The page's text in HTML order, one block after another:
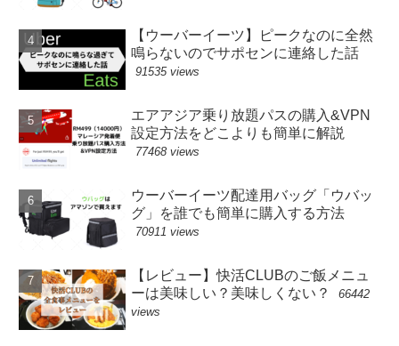
【ウーバーイーツ】ピークなのに全然
鳴らないのでサポセンに連絡した話
91535 views
エアアジア乗り放題パスの購入&VPN
設定方法をどこよりも簡単に解説
77468 views
ウーバーイーツ配達用バッグ「ウバッ
グ」を誰でも簡単に購入する方法
70911 views
【レビュー】快活CLUBのご飯メニュ
ーは美味しい？美味しくない？
66442
views